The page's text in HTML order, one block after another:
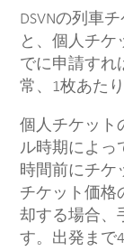
DSVNの列車
と、個人チケ
でに申請すれ
常、1枚あたり
個人チケット
ル時期によっ
時間前にチケ
チケット価格
却する場合、
す。出発まで